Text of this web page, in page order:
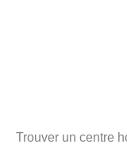
Trouver un centre